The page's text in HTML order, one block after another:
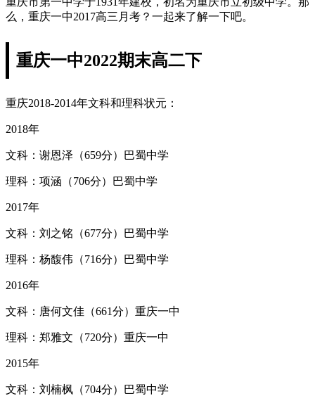
么，重庆一中2017高三月考？一起来了解一下吧。
重庆一中2022期末高二下
重庆2018-2014年文科和理科状元：
2018年
文科：谢恩泽（659分）巴蜀中学
理科：项涵（706分）巴蜀中学
2017年
文科：刘之铭（677分）巴蜀中学
理科：杨馥伟（716分）巴蜀中学
2016年
文科：唐何文佳（661分）重庆一中
理科：郑雅文（720分）重庆一中
2015年
文科：刘楠枫（704分）巴蜀中学